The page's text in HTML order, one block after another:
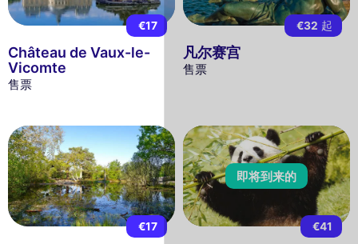
€17
Château de Vaux-le-
Vicomte
售票
€32 起
凡尔赛宫
售票
€17
即将到来的
€41